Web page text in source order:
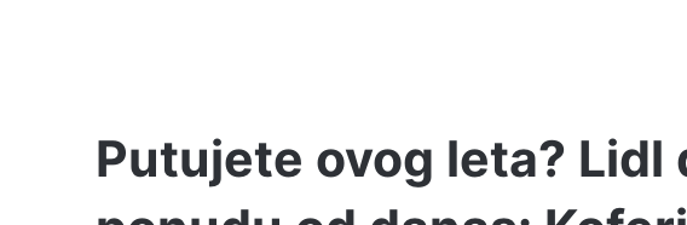
Putujete ovog leta? Lidl